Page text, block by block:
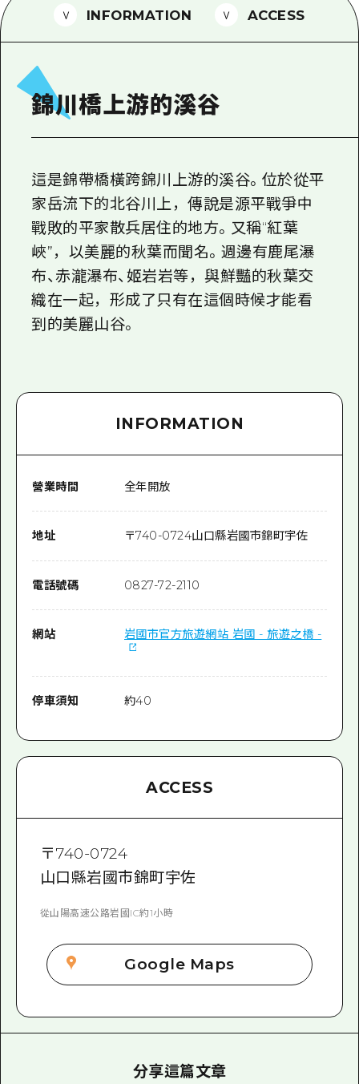
2晚3天
常見問題
廣島縣觀光宣傳冊
INFORMATION ACCESS
錦川橋上游的溪谷
這是錦帶橋橫跨錦川上游的溪谷。位於從平
家岳流下的北谷川上，傳說是源平戰爭中
戰敗的平家散兵居住的地方。又稱“紅葉
峽”，以美麗的秋葉而聞名。週邊有鹿尾瀑
布、赤瀧瀑布、姬岩岩等，與鮮豔的秋葉交
織在一起，形成了只有在這個時候才能看
到的美麗山谷。
INFORMATION
營業時間 全年開放
地址 〒740-0724山口縣岩國市錦町宇佐
電話號碼 0827-72-2110
網站 岩國市官方旅遊網站 岩國 - 旅遊之橋 -
停車須知 約40
ACCESS
〒740-0724
山口縣岩國市錦町宇佐
從山陽高速公路岩國IC約1小時
Google Maps
分享這篇文章